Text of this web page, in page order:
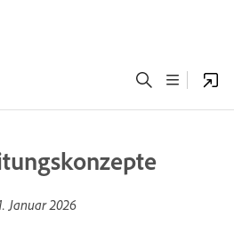
Januar 2026